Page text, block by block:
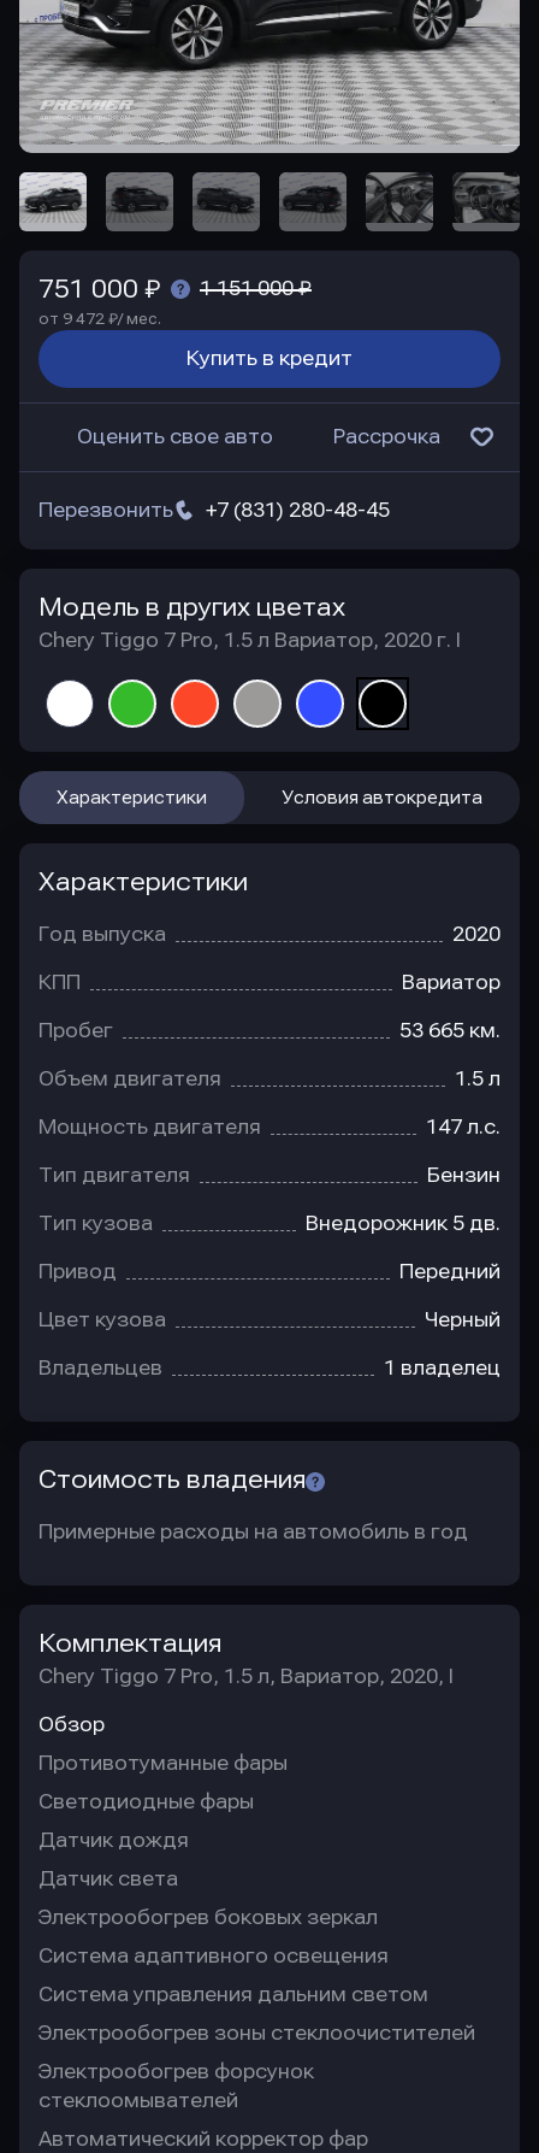
751 000 ₽ 1 151 000 ₽
от 9 472 ₽/ мес.
Купить в кредит
Оценить свое авто Рассрочка
+7 (831) 280-48-45
Перезвонить
Модель в других цветах
Chery Tiggo 7 Pro, 1.5 л Вариатор, 2020 г. I
Характеристики Условия автокредита
Характеристики
Год выпуска 2020
КПП Вариатор
Пробег 53 665 км.
Объем двигателя 1.5 л
Мощность двигателя 147 л.с.
Тип двигателя Бензин
Тип кузова Внедорожник 5 дв.
Привод Передний
Цвет кузова Черный
Владельцев 1 владелец
Стоимость владения
Примерные расходы на автомобиль в год
Комплектация
Chery Tiggo 7 Pro, 1.5 л, Вариатор, 2020, I
Обзор
Противотуманные фары
Светодиодные фары
Датчик дождя
Датчик света
Электрообогрев боковых зеркал
Система адаптивного освещения
Система управления дальним светом
Электрообогрев зоны стеклоочистителей
Электрообогрев форсунок
стеклоомывателей
Автоматический корректор фар